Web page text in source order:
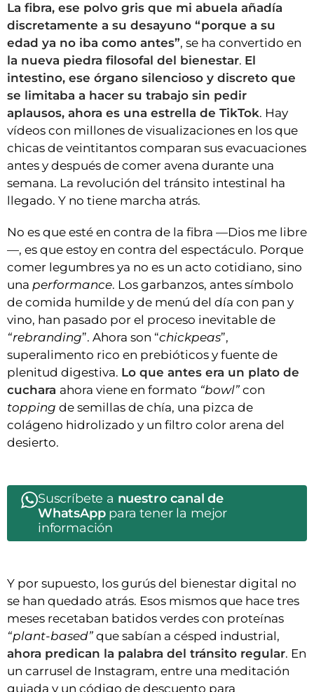
La fibra, ese polvo gris que mi abuela añadía
discretamente a su desayuno “porque a su
edad ya no iba como antes”, se ha convertido en
la nueva piedra filosofal del bienestar. El
intestino, ese órgano silencioso y discreto que
se limitaba a hacer su trabajo sin pedir
aplausos, ahora es una estrella de TikTok. Hay
vídeos con millones de visualizaciones en los que
chicas de veintitantos comparan sus evacuaciones
antes y después de comer avena durante una
semana. La revolución del tránsito intestinal ha
llegado. Y no tiene marcha atrás.
No es que esté en contra de la fibra —Dios me libre
—, es que estoy en contra del espectáculo. Porque
comer legumbres ya no es un acto cotidiano, sino
una performance. Los garbanzos, antes símbolo
de comida humilde y de menú del día con pan y
vino, han pasado por el proceso inevitable de
“rebranding”. Ahora son “chickpeas”,
superalimento rico en prebióticos y fuente de
plenitud digestiva. Lo que antes era un plato de
cuchara ahora viene en formato “bowl” con
topping de semillas de chía, una pizca de
colágeno hidrolizado y un filtro color arena del
desierto.
Suscríbete a nuestro canal de
WhatsApppara tener la mejor
información
Y por supuesto, los gurús del bienestar digital no
se han quedado atrás. Esos mismos que hace tres
meses recetaban batidos verdes con proteínas
“plant-based” que sabían a césped industrial,
ahora predican la palabra del tránsito regular. En
un carrusel de Instagram, entre una meditación
guiada y un código de descuento para